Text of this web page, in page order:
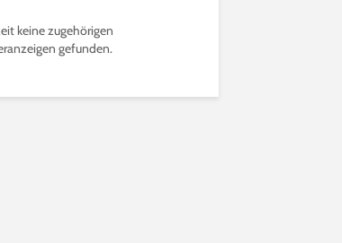
keine zugehörigen
gefunden.